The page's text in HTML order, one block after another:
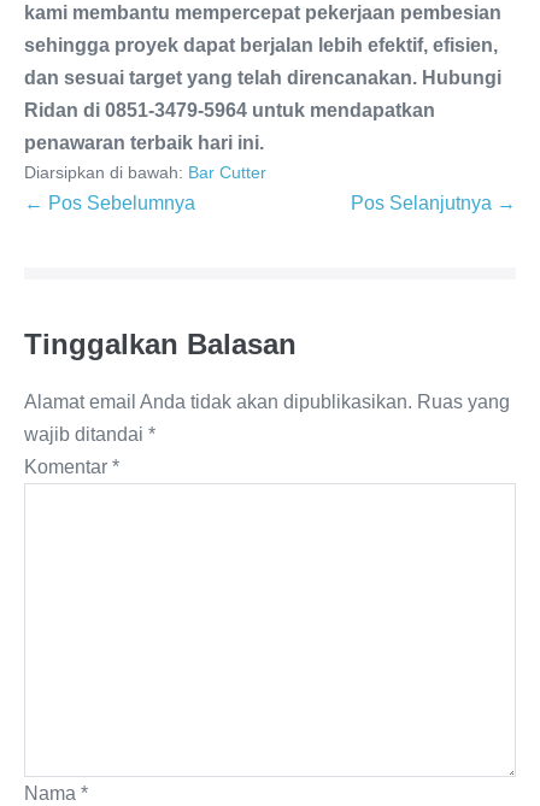
kami membantu mempercepat pekerjaan pembesian
sehingga proyek dapat berjalan lebih efektif, efisien,
dan sesuai target yang telah direncanakan. Hubungi
Ridan di 0851-3479-5964 untuk mendapatkan
penawaran terbaik hari ini.
Diarsipkan di bawah: Bar Cutter
← Pos Sebelumnya Pos Selanjutnya →
Tinggalkan Balasan
Alamat email Anda tidak akan dipublikasikan. Ruas yang
wajib ditandai *
Komentar *
Nama *